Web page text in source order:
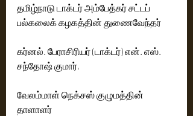
தமிழ்நாடு டாக்டர் அம்பேத்கர் சட்டப்
பல்கலைக் கழகத்தின் துணைவேந்தர்
கர்னல். பேராசிரியர் (டாக்டர்) என். எஸ்.
சந்தோஷ் குமார்,
வேலம்மாள் நெக்சஸ் குழுமத்தின்
தாளாளர்